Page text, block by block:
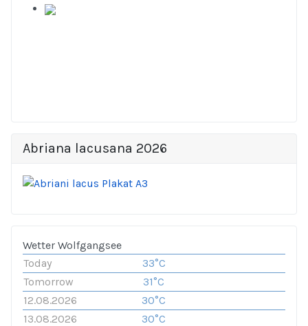
Abriana lacusana 2026
Wetter Wolfgangsee
Today
33°C
Tomorrow
31°C
12.08.2026
30°C
13.08.2026
30°C